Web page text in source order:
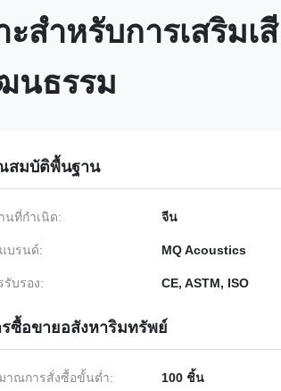
ะสําหรับการเสริมเ
นธรรม
สมบัติพื้นฐาน
นที่กำเนิด: จีน
บรนด์: MQ Acoustics
รับรอง: CE, ASTM, ISO
รซื้อขายอสังหาริมทรัพย์
าณการสั่งซื้อขั้นต่ำ: 100 ชิ้น